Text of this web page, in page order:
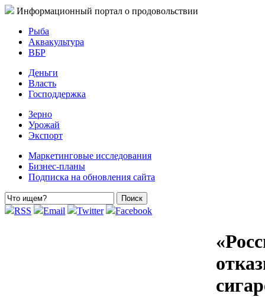
Информационный портал о продовольствии
Рыба
Аквакультура
ВБР
Деньги
Власть
Господдержка
Зерно
Урожай
Экспорт
Маркетинговые исследования
Бизнес-планы
Подписка на обновления сайта
RSS Email Twitter Facebook